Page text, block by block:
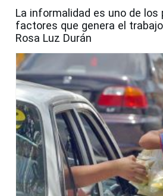
La informalidad es uno de los
factores que genera el
Rosa Luz Durán